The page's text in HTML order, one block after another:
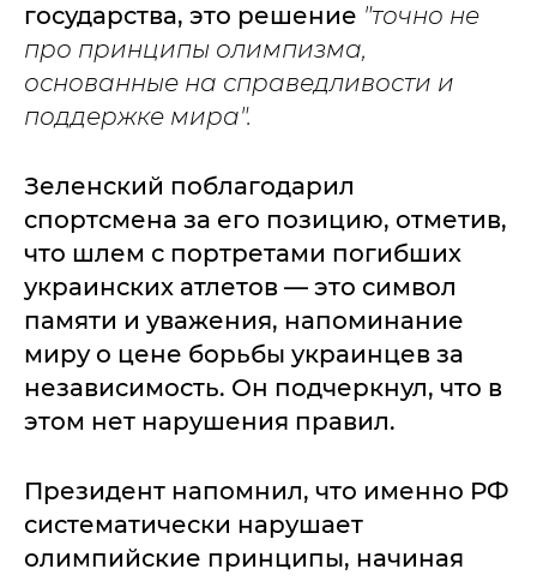
государства, это решение "точно не
про принципы олимпизма,
основанные на справедливости и
поддержке мира".
Зеленский поблагодарил
спортсмена за его позицию, отметив,
что шлем с портретами погибших
украинских атлетов — это символ
памяти и уважения, напоминание
миру о цене борьбы украинцев за
независимость. Он подчеркнул, что в
этом нет нарушения правил.
Президент напомнил, что именно РФ
систематически нарушает
олимпийские принципы, начиная